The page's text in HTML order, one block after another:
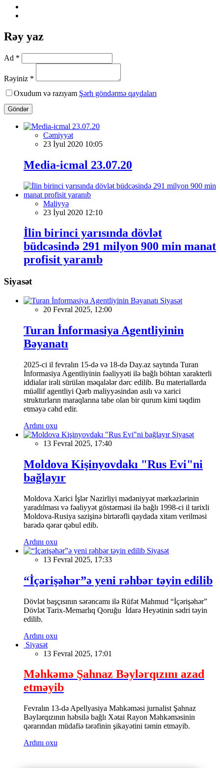
Rəy yaz
Ad *
Rəyiniz *
Oxudum və razıyam Şərh göndərmə qaydaları
Göndər
Cəmiyyət
23 İyul 2020 10:05
Media-icmal 23.07.20
Maliyyə
23 İyul 2020 12:10
İlin birinci yarısında dövlət
büdcəsində 291 milyon 900 min manat
profisit yaranıb
Siyasət
Siyasət
20 Fevral 2025, 12:00
Turan İnformasiya Agentliyinin
Bəyanatı
2025-ci il fevralın 15-də və 18-də Day.az saytında Turan
İnformasiya Agentliyinin fəaliyyəti ilə bağlı böhtan xarakterli
iddialar irəli sürülən məqalələr dərc edilib. Bu materiallarda
müəllif agentliyi Qərb maliyyəsindən asılı və xarici
strukturların maraqlarına tabe olan bir qurum kimi təqdim
etməyə cəhd edir.
Ardını oxu
Siyasət
13 Fevral 2025, 17:40
Moldova Kişinyovdakı "Rus Evi"ni
bağlayır
Moldova Xarici İşlər Nazirliyi mədəniyyət mərkəzlərinin
yaradılması və fəaliyyət göstərməsi ilə bağlı 1998-ci il tarixli
Moldova-Rusiya sazişinə birtərəfli qaydada xitam verilməsi
barədə qərar qəbul edib.
Ardını oxu
Siyasət
13 Fevral 2025, 17:33
“İçərişəhər”ə yeni rəhbər təyin edilib
Dövlət başçısının sərəncamı ilə Rüfət Mahmud “İçərişəhər”
Dövlət Tarix-Memarlıq Qoruğu İdarə Heyətinin sədri təyin
edilib.
Ardını oxu
Siyasət
13 Fevral 2025, 17:01
Məhkəmə Şahnaz Bəylərqızını azad
etməyib
Fevralın 13-də Apellyasiya Məhkəməsi jurnalist Şahnaz
Bəylərqızının həbsilə bağlı Xətai Rayon Məhkəməsinin
qərarından müdafiə tərəfinin şikayətini təmin etməyib.
Ardını oxu